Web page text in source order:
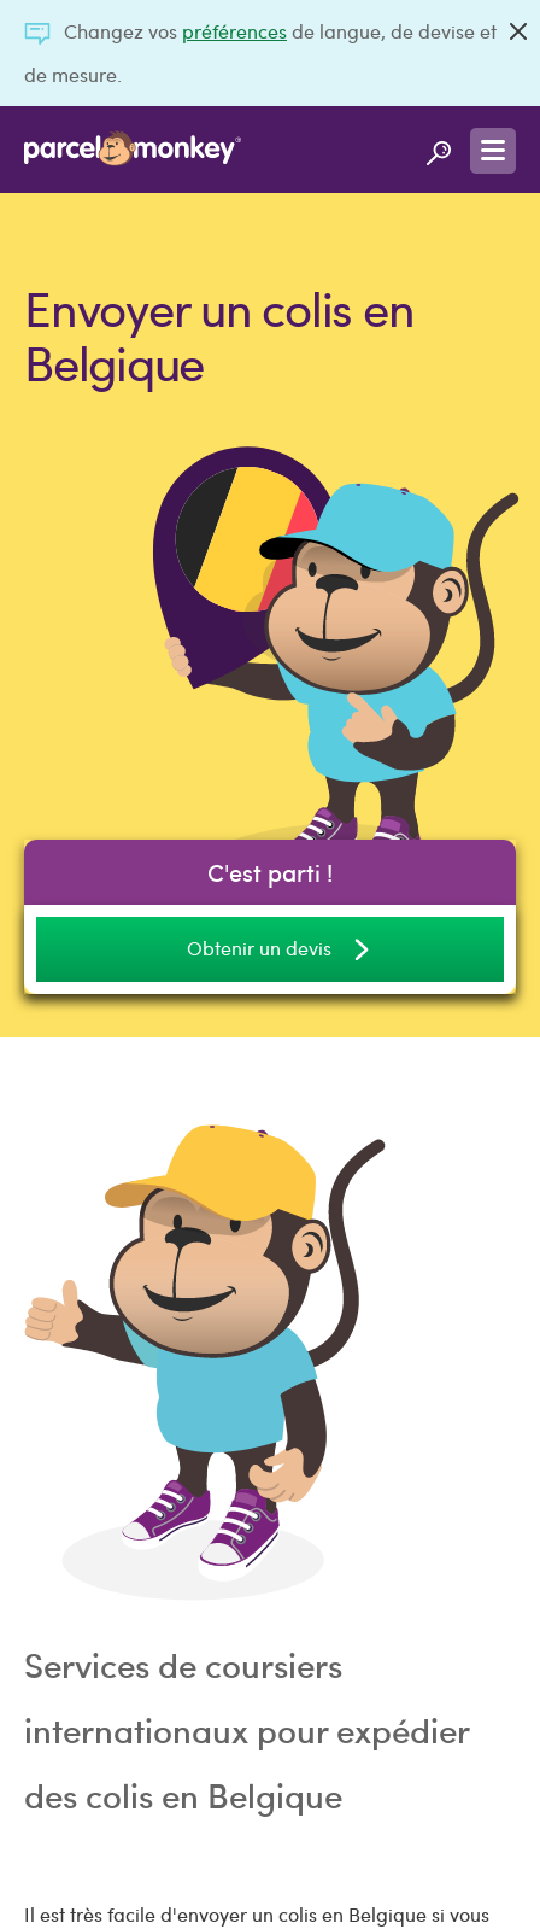
Changez vos préférencesde langue, de devise et
de mesure.
Envoyer un colis en
Belgique
C'est parti !
Obtenir un devis
Services de coursiers
internationaux pour expédier
des colis en Belgique
Il est très facile d'envoyer un colis en Belgique si vous